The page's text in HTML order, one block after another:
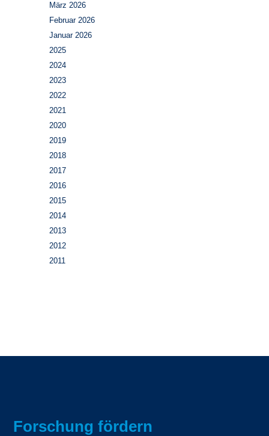
März 2026
Februar 2026
Januar 2026
2025
2024
2023
2022
2021
2020
2019
2018
2017
2016
2015
2014
2013
2012
2011
Forschung fördern